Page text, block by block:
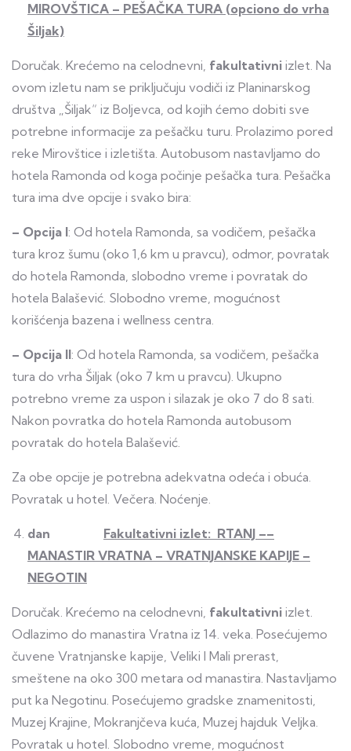
MIROVŠTICA – PEŠAČKA TURA (opciono do vrha
Šiljak)
Doručak. Krećemo na celodnevni, fakultativni izlet. Na
ovom izletu nam se priključuju vodiči iz Planinarskog
društva „Šiljak“ iz Boljevca, od kojih ćemo dobiti sve
potrebne informacije za pešačku turu. Prolazimo pored
reke Mirovštice i izletišta. Autobusom nastavljamo do
hotela Ramonda od koga počinje pešačka tura. Pešačka
tura ima dve opcije i svako bira:
– Opcija I: Od hotela Ramonda, sa vodičem, pešačka
tura kroz šumu (oko 1,6 km u pravcu), odmor, povratak
do hotela Ramonda, slobodno vreme i povratak do
hotela Balašević. Slobodno vreme, mogućnost
korišćenja bazena i wellness centra.
– Opcija II: Od hotela Ramonda, sa vodičem, pešačka
tura do vrha Šiljak (oko 7 km u pravcu). Ukupno
potrebno vreme za uspon i silazak je oko 7 do 8 sati.
Nakon povratka do hotela Ramonda autobusom
povratak do hotela Balašević.
Za obe opcije je potrebna adekvatna odeća i obuća.
Povratak u hotel. Večera. Noćenje.
dan Fakultativni izlet: RTANJ ––
MANASTIR VRATNA – VRATNJANSKE KAPIJE –
NEGOTIN
Doručak. Krećemo na celodnevni, fakultativni izlet.
Odlazimo do manastira Vratna iz 14. veka. Posećujemo
čuvene Vratnjanske kapije, Veliki I Mali prerast,
smeštene na oko 300 metara od manastira. Nastavljamo
put ka Negotinu. Posećujemo gradske znamenitosti,
Muzej Krajine, Mokranjčeva kuća, Muzej hajduk Veljka.
Povratak u hotel. Slobodno vreme, mogućnost